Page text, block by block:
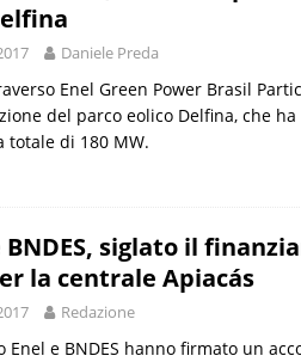
Daniele Preda
Enel Green Power Brasil
del parco eolico Delfina, che
totale di 180 MW.
BNDES, siglato il
la centrale Apiacás
Redazione
Enel e BNDES hanno firmato un